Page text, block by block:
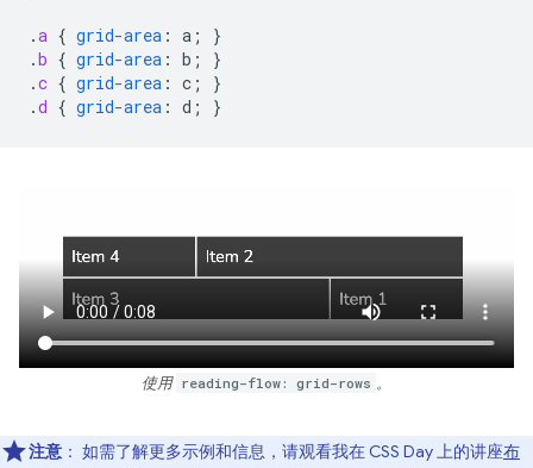
.a { grid-area : a ;
}
.b { grid-area : b ;
}
.c { grid-area : c ;
}
.d { grid-area : d ; }
使用 reading-flow: grid-rows 。
注意 ： 如需了解更多示例和信息，请观看我在 CSS Day 上的讲座布